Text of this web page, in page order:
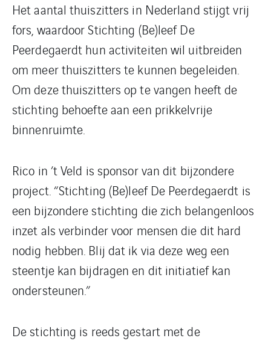
Het aantal thuiszitters in Nederland stijgt vrij
fors, waardoor Stichting (Be)leef De
Peerdegaerdt hun activiteiten wil uitbreiden
om meer thuiszitters te kunnen begeleiden.
Om deze thuiszitters op te vangen heeft de
stichting behoefte aan een prikkelvrije
binnenruimte.
Rico in ’t Veld is sponsor van dit bijzondere
project. “Stichting (Be)leef De Peerdegaerdt is
een bijzondere stichting die zich belangenloos
inzet als verbinder voor mensen die dit hard
nodig hebben. Blij dat ik via deze weg een
steentje kan bijdragen en dit initiatief kan
ondersteunen.”
De stichting is reeds gestart met de